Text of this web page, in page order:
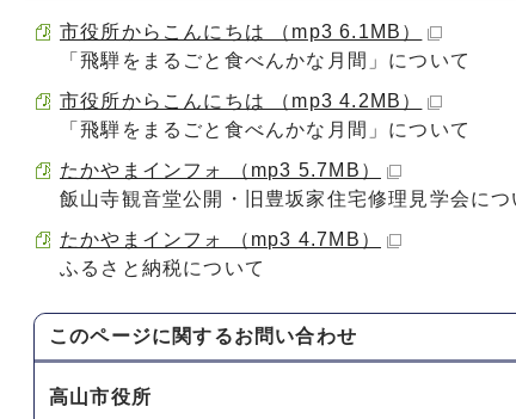
市役所からこんにちは （mp3 6.1MB）
「飛騨をまるごと食べんかな月間」について
市役所からこんにちは （mp3 4.2MB）
「飛騨をまるごと食べんかな月間」について
たかやまインフォ （mp3 5.7MB）
飯山寺観音堂公開・旧豊坂家住宅修理見学会につ
たかやまインフォ （mp3 4.7MB）
ふるさと納税について
このページに関するお問い合わせ
高山市役所